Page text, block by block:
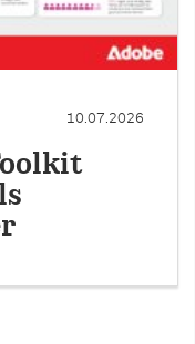
10.07.2026